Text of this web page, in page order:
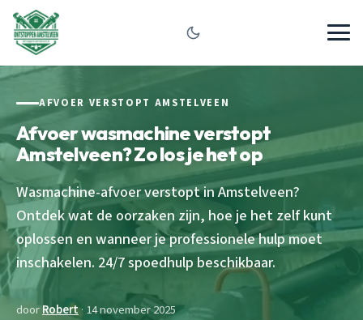
AFVOER VERSTOPT AMSTELVEEN
Afvoer wasmachine verstopt
Amstelveen? Zo los je het op
Wasmachine-afvoer verstopt in Amstelveen?
Ontdek wat de oorzaken zijn, hoe je het zelf kunt
oplossen en wanneer je professionele hulp moet
inschakelen. 24/7 spoedhulp beschikbaar.
doorRobert· 14 november 2025